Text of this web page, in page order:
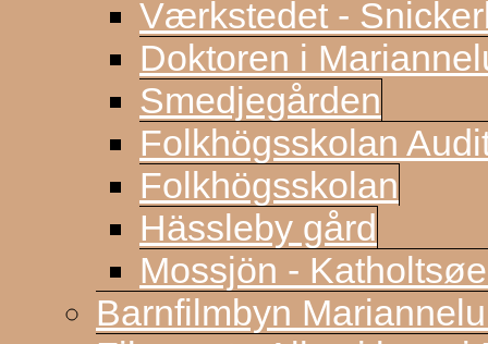
Værkstedet -
Doktoren i
Smedjegården
Folkhögsskolan
Folkhögsskolan
Hässleby gård
Mossjön -
Barnfilmbyn